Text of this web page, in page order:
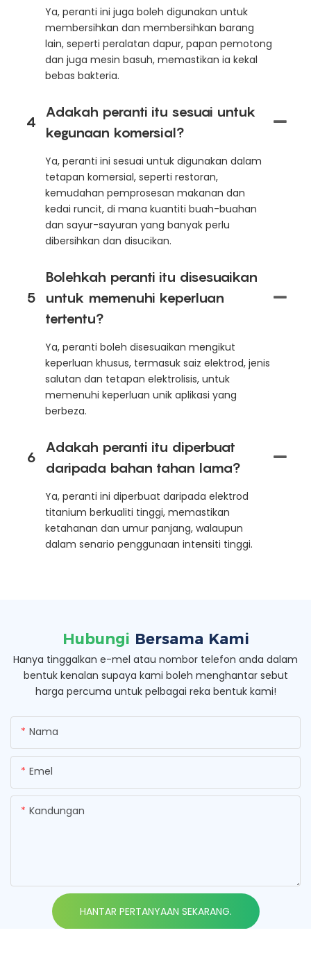
Ya, peranti ini juga boleh digunakan untuk
membersihkan dan membersihkan barang
lain, seperti peralatan dapur, papan pemotong
dan juga mesin basuh, memastikan ia kekal
bebas bakteria.
4
Adakah peranti itu sesuai untuk
kegunaan komersial?
Ya, peranti ini sesuai untuk digunakan dalam
tetapan komersial, seperti restoran,
kemudahan pemprosesan makanan dan
kedai runcit, di mana kuantiti buah-buahan
dan sayur-sayuran yang banyak perlu
dibersihkan dan disucikan.
5
Bolehkah peranti itu disesuaikan
untuk memenuhi keperluan
tertentu?
Ya, peranti boleh disesuaikan mengikut
keperluan khusus, termasuk saiz elektrod, jenis
salutan dan tetapan elektrolisis, untuk
memenuhi keperluan unik aplikasi yang
berbeza.
6
Adakah peranti itu diperbuat
daripada bahan tahan lama?
Ya, peranti ini diperbuat daripada elektrod
titanium berkualiti tinggi, memastikan
ketahanan dan umur panjang, walaupun
dalam senario penggunaan intensiti tinggi.
Hubungi Bersama Kami
Hanya tinggalkan e-mel atau nombor telefon anda dalam
bentuk kenalan supaya kami boleh menghantar sebut
harga percuma untuk pelbagai reka bentuk kami!
Nama
Emel
Kandungan
HANTAR PERTANYAAN SEKARANG.